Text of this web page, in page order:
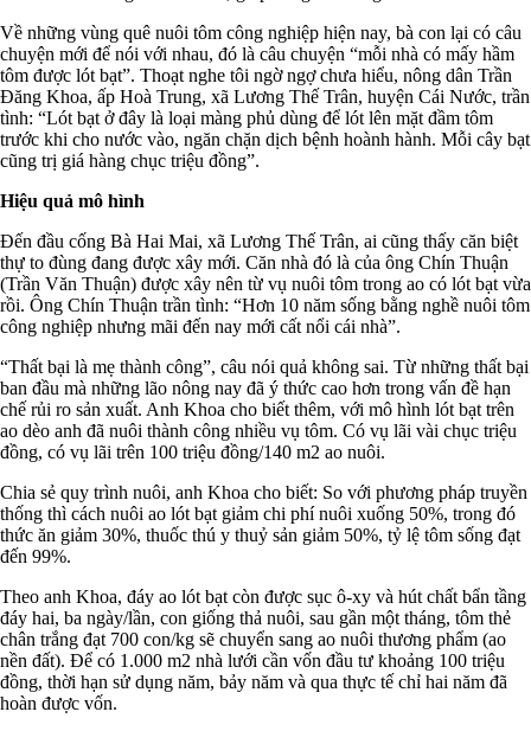
Về những vùng quê nuôi tôm công nghiệp hiện nay, bà con lại có câu
chuyện mới để nói với nhau, đó là câu chuyện “mỗi nhà có mấy hầm
tôm được lót bạt”. Thoạt nghe tôi ngờ ngợ chưa hiểu, nông dân Trần
Đăng Khoa, ấp Hoà Trung, xã Lương Thế Trân, huyện Cái Nước, trần
tình: “Lót bạt ở đây là loại màng phủ dùng để lót lên mặt đầm tôm
trước khi cho nước vào, ngăn chặn dịch bệnh hoành hành. Mỗi cây bạt
cũng trị giá hàng chục triệu đồng”.
Hiệu quả mô hình
Đến đầu cống Bà Hai Mai, xã Lương Thế Trân, ai cũng thấy căn biệt
thự to đùng đang được xây mới. Căn nhà đó là của ông Chín Thuận
(Trần Văn Thuận) được xây nên từ vụ nuôi tôm trong ao có lót bạt vừa
rồi. Ông Chín Thuận trần tình: “Hơn 10 năm sống bằng nghề nuôi tôm
công nghiệp nhưng mãi đến nay mới cất nổi cái nhà”.
“Thất bại là mẹ thành công”, câu nói quả không sai. Từ những thất bại
ban đầu mà những lão nông nay đã ý thức cao hơn trong vấn đề hạn
chế rủi ro sản xuất. Anh Khoa cho biết thêm, với mô hình lót bạt trên
ao dèo anh đã nuôi thành công nhiều vụ tôm. Có vụ lãi vài chục triệu
đồng, có vụ lãi trên 100 triệu đồng/140 m2 ao nuôi.
Chia sẻ quy trình nuôi, anh Khoa cho biết: So với phương pháp truyền
thống thì cách nuôi ao lót bạt giảm chi phí nuôi xuống 50%, trong đó
thức ăn giảm 30%, thuốc thú y thuỷ sản giảm 50%, tỷ lệ tôm sống đạt
đến 99%.
Theo anh Khoa, đáy ao lót bạt còn được sục ô-xy và hút chất bẩn tầng
đáy hai, ba ngày/lần, con giống thả nuôi, sau gần một tháng, tôm thẻ
chân trắng đạt 700 con/kg sẽ chuyển sang ao nuôi thương phẩm (ao
nền đất). Để có 1.000 m2 nhà lưới cần vốn đầu tư khoảng 100 triệu
đồng, thời hạn sử dụng năm, bảy năm và qua thực tế chỉ hai năm đã
hoàn được vốn.